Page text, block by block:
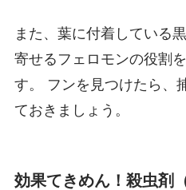
また、葉に付着している
寄せるフェロモンの役割
す。 フンを見つけたら、
ておきましょう。
効果てきめん！殺虫剤